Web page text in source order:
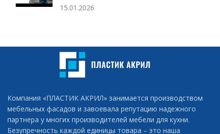
15.01.2026
Компания «ПЛАСТИК АКРИЛ» занимается производством
мебельных фасадов и завоевала репутацию надежного
партнера у многих производителей мебели для кухни.
Безупречность каждой единицы товара – это наша